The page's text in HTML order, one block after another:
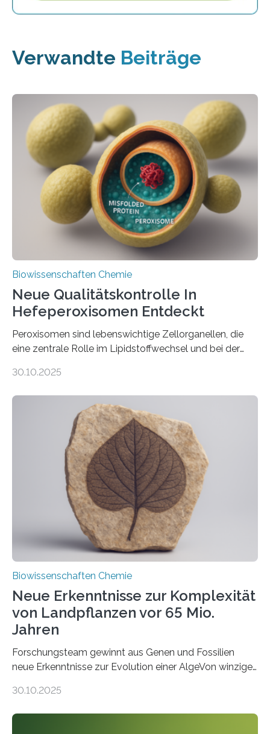
Verwandte Beiträge
Biowissenschaften Chemie
Neue Qualitätskontrolle In
Hefeperoxisomen Entdeckt
Peroxisomen sind lebenswichtige Zellorganellen, die
eine zentrale Rolle im Lipidstoffwechsel und bei der
erfüllen können, müssen zahlreiche Enzyme präzise in
der Ruhr-Universität Bochum um Prof. Dr. Ralf Erdmann
und Dr. Ismaila Francis Yusuf hat nun einen bislang
unbekannten Qualitätskontrollmechanismus des
peroxisomalen Proteintransports in der Bäckerhefe
Saccharomyces cerevisiae entdeckt, der für die
Funktionsfähigkeit der Organellen entscheidend ist. Die
Studie wurde am 28. Oktober 2025 in der
Fachzeitschrift…
30.10.2025
Biowissenschaften Chemie
Neue Erkenntnisse zur Komplexität
von Landpflanzen vor 65 Mio.
Jahren
Forschungsteam gewinnt aus Genen und Fossilien
neue Erkenntnisse zur Evolution einer AlgeVon winzigen
Landpflanzen zählen zu den komplexesten
30.10.2025